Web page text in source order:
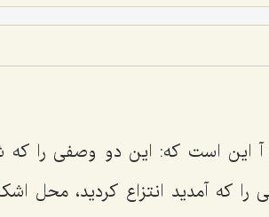
آ این است كه: این دو وصفى را كه
را كه آمدید انتزاع كردید، محل